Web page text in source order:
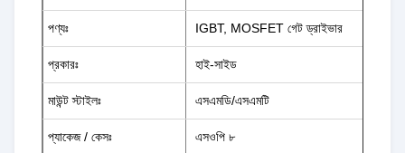
পণ্যঃ IGBT, MOSFET গেট ড্রাইভার
প্রকারঃ হাই-সাইড
মাউন্ট স্টাইলঃ এসএমডি/এসএমটি
প্যাকেজ / কেসঃ এসওপি ৮